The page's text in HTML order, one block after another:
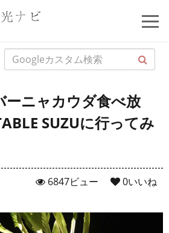
ーニャカウダ食べ放
SUZUに行ってみ
0いいね
6847ビュー